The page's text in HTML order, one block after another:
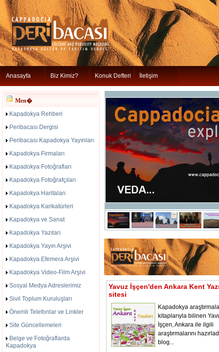
Anasayfa Biz Kimiz? Konuk Defteri İletişim
Men�
Kapadokya Rehberi
Peribacası Dergisi
Peribacası Kapadokya Yayınları
Kapadokya Firmaları
Kapadokya Fotoğrafları
Kapadokya Fotoğrafçıları
Kapadokya Haritaları
Kapadokya Karikatürleri
Kapadokya ve Sanat
Kapadokya Yazıları
Kapadokya Yayın Arşivi
Kapadokya Efemera Arşivi
Kapadokya Video-Film Arşivi
Sosyal Medya Adreslerimiz
Sivil Toplum Kuruluşları
Önemli Telefonlar ve Linkler
Site Güncellemeleri
Belge ve Fotoğraflarda
Kapadokya
Yavuz İşçen'den Ankara Kent
sitesi
Kapadokya
kitaplarıyla bilinen
İşçen, Ankara ile ilgili
araştırmalarını
blog...